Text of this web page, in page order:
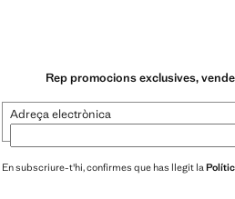
Rep promocions exclusives,
Adreça electrònica
En subscriure-t'hi, confirmes que has llegit la